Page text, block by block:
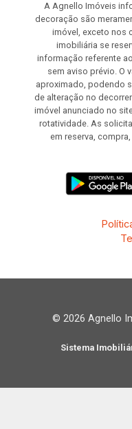
A Agnello Imóveis
decoração são
imóvel, exceto nos
imobiliária se
informação referente
sem aviso prévio. O
aproximado, podendo
de alteração no
imóvel anunciado no
rotatividade. As
em reserva,
© 2026 Agnello
Sistema